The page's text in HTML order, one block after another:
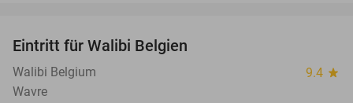
Eintritt für Walibi Belgien
Walibi Belgium 9.4 star
Wavre